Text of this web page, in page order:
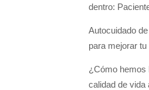
dentro:
Autocuidado
para mejorar
¿Cómo hemos
calidad de vida